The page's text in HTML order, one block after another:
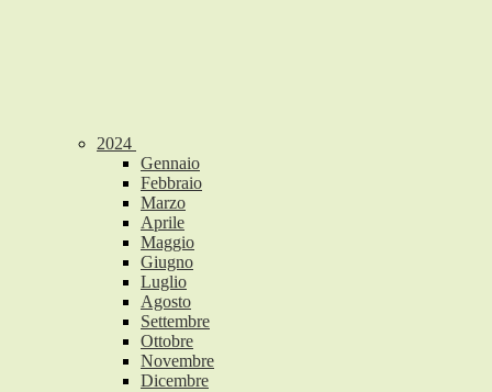
2024
Gennaio
Febbraio
Marzo
Aprile
Maggio
Giugno
Luglio
Agosto
Settembre
Ottobre
Novembre
Dicembre